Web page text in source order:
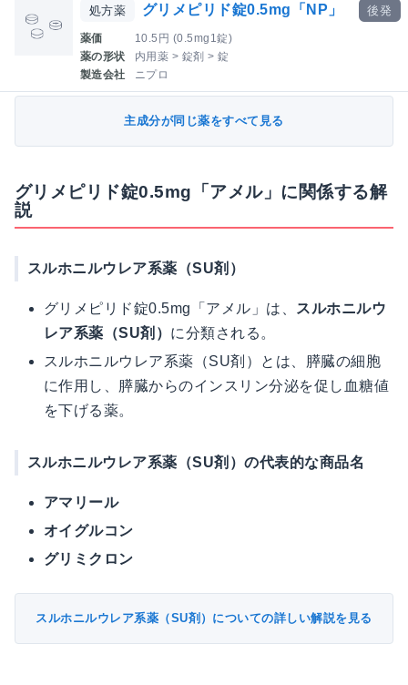
処方薬 グリメピリド錠0.5mg「NP」
薬価
10.5円 (0.5mg1錠)
薬の形状
内用薬 > 錠剤 > 錠
製造会社
ニプロ
後発
主成分が同じ薬をすべて見る
グリメピリド錠0.5mg「アメル」に関係する解
説
スルホニルウレア系薬（SU剤）
グリメピリド錠0.5mg「アメル」は、 スルホニルウ
レア系薬（SU剤） に分類される。
スルホニルウレア系薬（SU剤）とは、膵臓の細胞
に作用し、膵臓からのインスリン分泌を促し血糖値
を下げる薬。
スルホニルウレア系薬（SU剤）の代表的な商品名
アマリール
オイグルコン
グリミクロン
スルホニルウレア系薬（SU剤）についての詳しい解説を見る